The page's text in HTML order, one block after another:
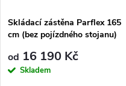
p
r
s
p
r
Skládací zástěna Parflex 165
cm (bez pojízdného stojanu)
od 16 190 Kč
Skladem